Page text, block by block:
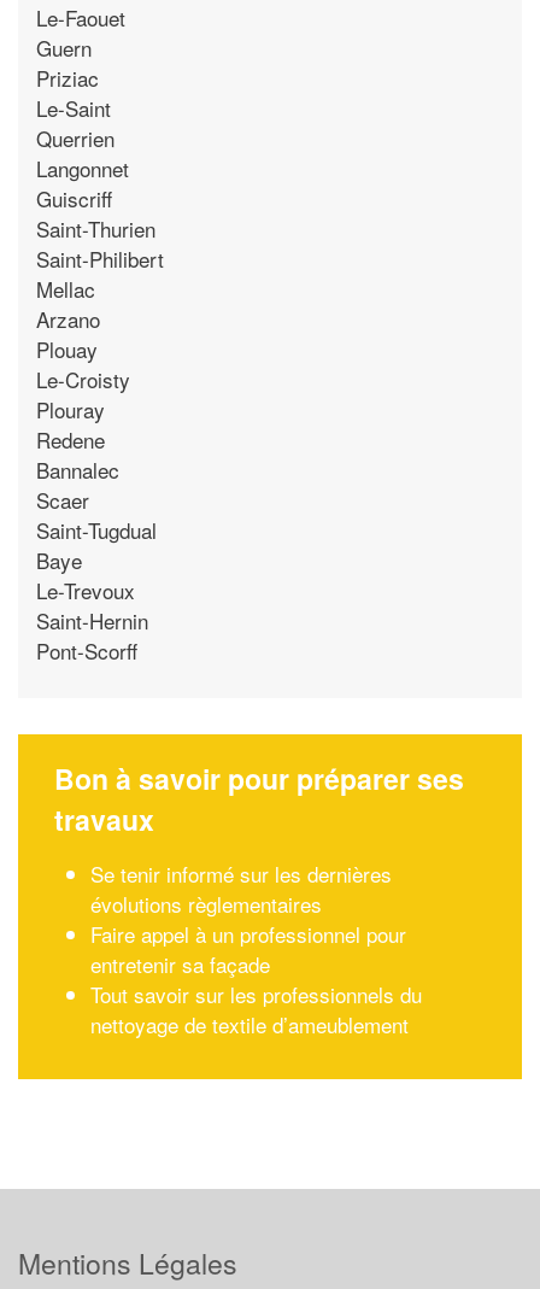
Le-Faouet
Guern
Priziac
Le-Saint
Querrien
Langonnet
Guiscriff
Saint-Thurien
Saint-Philibert
Mellac
Arzano
Plouay
Le-Croisty
Plouray
Redene
Bannalec
Scaer
Saint-Tugdual
Baye
Le-Trevoux
Saint-Hernin
Pont-Scorff
Bon à savoir pour préparer ses
travaux
Se tenir informé sur les dernières
évolutions règlementaires
Faire appel à un professionnel pour
entretenir sa façade
Tout savoir sur les professionnels du
nettoyage de textile d’ameublement
Mentions Légales